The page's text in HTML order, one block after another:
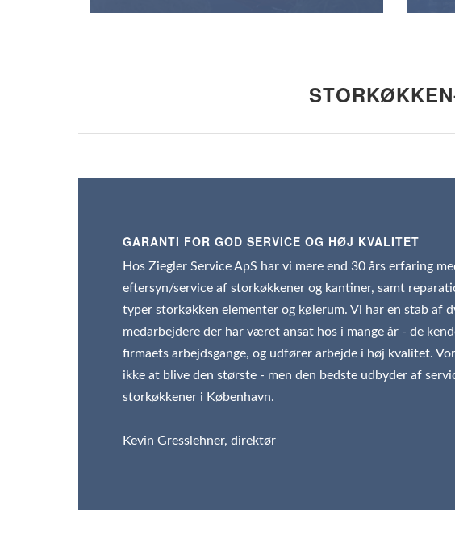
GARANTI FOR GOD SERVICE OG HØJ KVALITET
Hos Ziegler Service ApS har vi mere end 30 års erfaring
eftersyn/service af storkøkkener og kantiner, samt
typer storkøkken elementer og kølerum. Vi har en stab af
medarbejdere der har været ansat hos i mange år - de
firmaets arbejdsgange, og udfører arbejde i høj kvalitet.
ikke at blive den største - men den bedste udbyder af
storkøkkener i København.
Kevin Gresslehner, direktør